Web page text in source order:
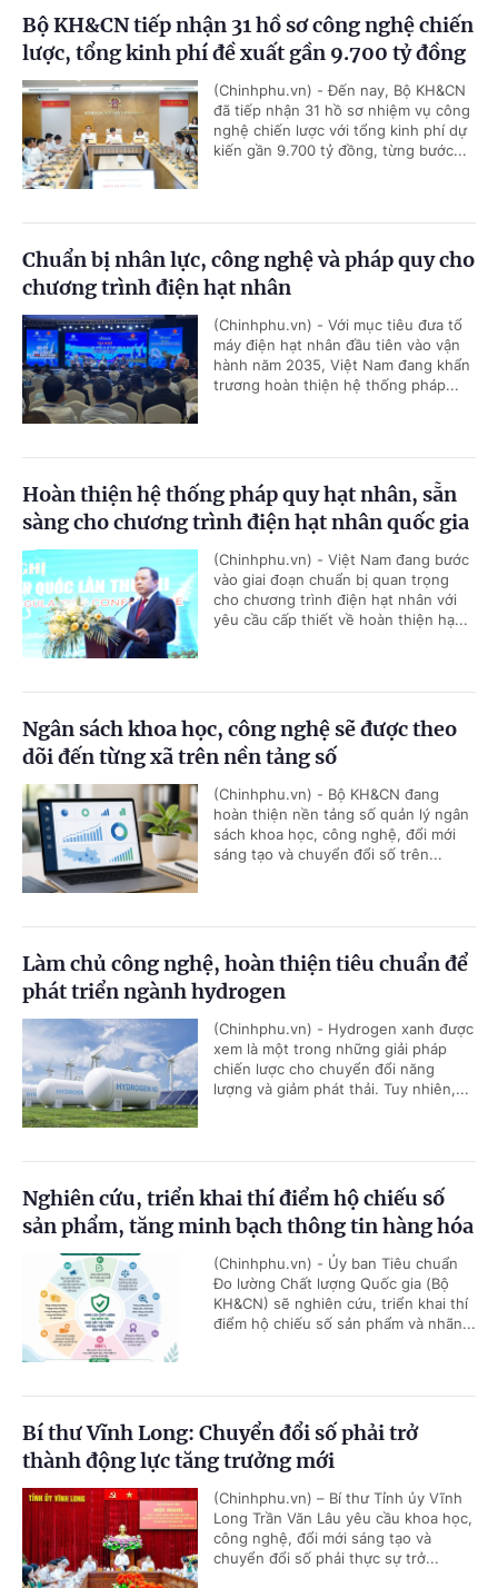
Bộ KH&CN tiếp nhận 31 hồ sơ công nghệ chiến
lược, tổng kinh phí đề xuất gần 9.700 tỷ đồng
(Chinhphu.vn) - Đến nay, Bộ KH&CN
đã tiếp nhận 31 hồ sơ nhiệm vụ công
nghệ chiến lược với tổng kinh phí dự
kiến gần 9.700 tỷ đồng, từng bước...
Chuẩn bị nhân lực, công nghệ và pháp quy cho
chương trình điện hạt nhân
(Chinhphu.vn) - Với mục tiêu đưa tổ
máy điện hạt nhân đầu tiên vào vận
hành năm 2035, Việt Nam đang khẩn
trương hoàn thiện hệ thống pháp...
Hoàn thiện hệ thống pháp quy hạt nhân, sẵn
sàng cho chương trình điện hạt nhân quốc gia
(Chinhphu.vn) - Việt Nam đang bước
vào giai đoạn chuẩn bị quan trọng
cho chương trình điện hạt nhân với
yêu cầu cấp thiết về hoàn thiện hạ...
Ngân sách khoa học, công nghệ sẽ được theo
dõi đến từng xã trên nền tảng số
(Chinhphu.vn) - Bộ KH&CN đang
hoàn thiện nền tảng số quản lý ngân
sách khoa học, công nghệ, đổi mới
sáng tạo và chuyển đổi số trên...
Làm chủ công nghệ, hoàn thiện tiêu chuẩn để
phát triển ngành hydrogen
(Chinhphu.vn) - Hydrogen xanh được
xem là một trong những giải pháp
chiến lược cho chuyển đổi năng
lượng và giảm phát thải. Tuy nhiên,...
Nghiên cứu, triển khai thí điểm hộ chiếu số
sản phẩm, tăng minh bạch thông tin hàng hóa
(Chinhphu.vn) - Ủy ban Tiêu chuẩn
Đo lường Chất lượng Quốc gia (Bộ
KH&CN) sẽ nghiên cứu, triển khai thí
điểm hộ chiếu số sản phẩm và nhãn...
Bí thư Vĩnh Long: Chuyển đổi số phải trở
thành động lực tăng trưởng mới
(Chinhphu.vn) – Bí thư Tỉnh ủy Vĩnh
Long Trần Văn Lâu yêu cầu khoa học,
công nghệ, đổi mới sáng tạo và
chuyển đổi số phải thực sự trở...